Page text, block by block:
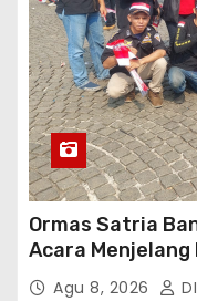
Ormas Satria
Acara Menjelang
Di Silang Monas
Agu 8, 2026